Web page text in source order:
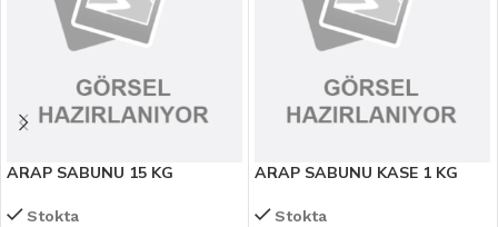
ARAP SABUNU 15 KG
Stokta
ARAP SABUNU KASE 1 KG
Stokta